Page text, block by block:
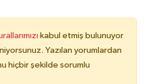
kabul etmiş bulunuyor
Yazılan yorumlardan
hiçbir şekilde sorumlu